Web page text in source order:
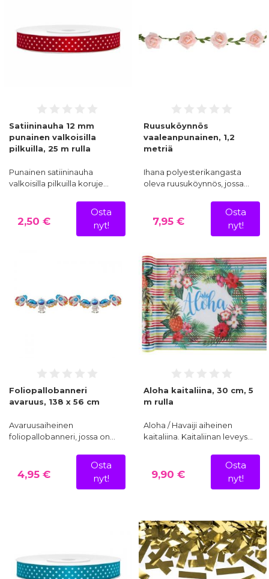
Satiininauha 12 mm
punainen valkoisilla
pilkuilla, 25 m rulla
Punainen satiininauha
valkoisilla pilkuilla koruje…
2,50 €
Osta
nyt!
Ruusuköynnös
vaaleanpunainen, 1,2
metriä
Ihana polyesterikangasta
oleva ruusuköynnös, jossa…
7,95 €
Osta
nyt!
Foliopallobanneri
avaruus, 138 x 56 cm
Avaruusaiheinen
foliopallobanneri, jossa on…
4,95 €
Osta
nyt!
Aloha kaitaliina, 30 cm, 5
m rulla
Aloha / Havaiji aiheinen
kaitaliina. Kaitaliinan leveys…
9,90 €
Osta
nyt!